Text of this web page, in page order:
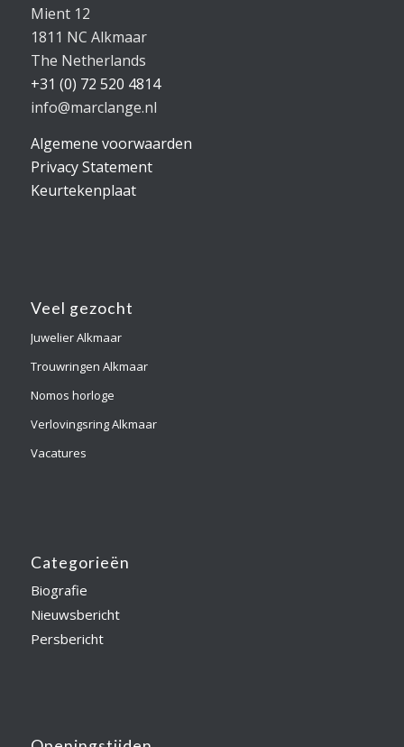
Mient 12
1811 NC Alkmaar
The Netherlands
+31 (0) 72 520 4814
info@marclange.nl
Algemene voorwaarden
Privacy Statement
Keurtekenplaat
Veel gezocht
Juwelier Alkmaar
Trouwringen Alkmaar
Nomos horloge
Verlovingsring Alkmaar
Vacatures
Categorieën
Biografie
Nieuwsbericht
Persbericht